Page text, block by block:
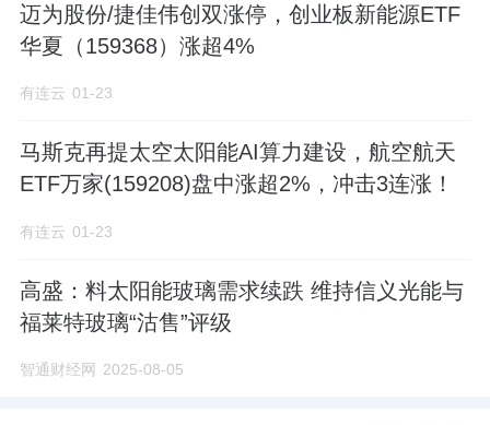
迈为股份/捷佳伟创双涨停，创业板新能源ETF
华夏（159368）涨超4%
有连云 01-23
马斯克再提太空太阳能AI算力建设，航空航天
ETF万家(159208)盘中涨超2%，冲击3连涨！
有连云 01-23
高盛：料太阳能玻璃需求续跌 维持信义光能与
福莱特玻璃“沽售”评级
智通财经网 2025-08-05